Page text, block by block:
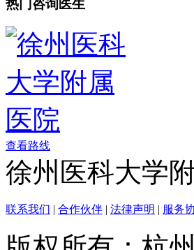
热门咨询医生
查看路线
徐州医科大学
联系我们 | 合作伙伴 | 法律声明 | 服务